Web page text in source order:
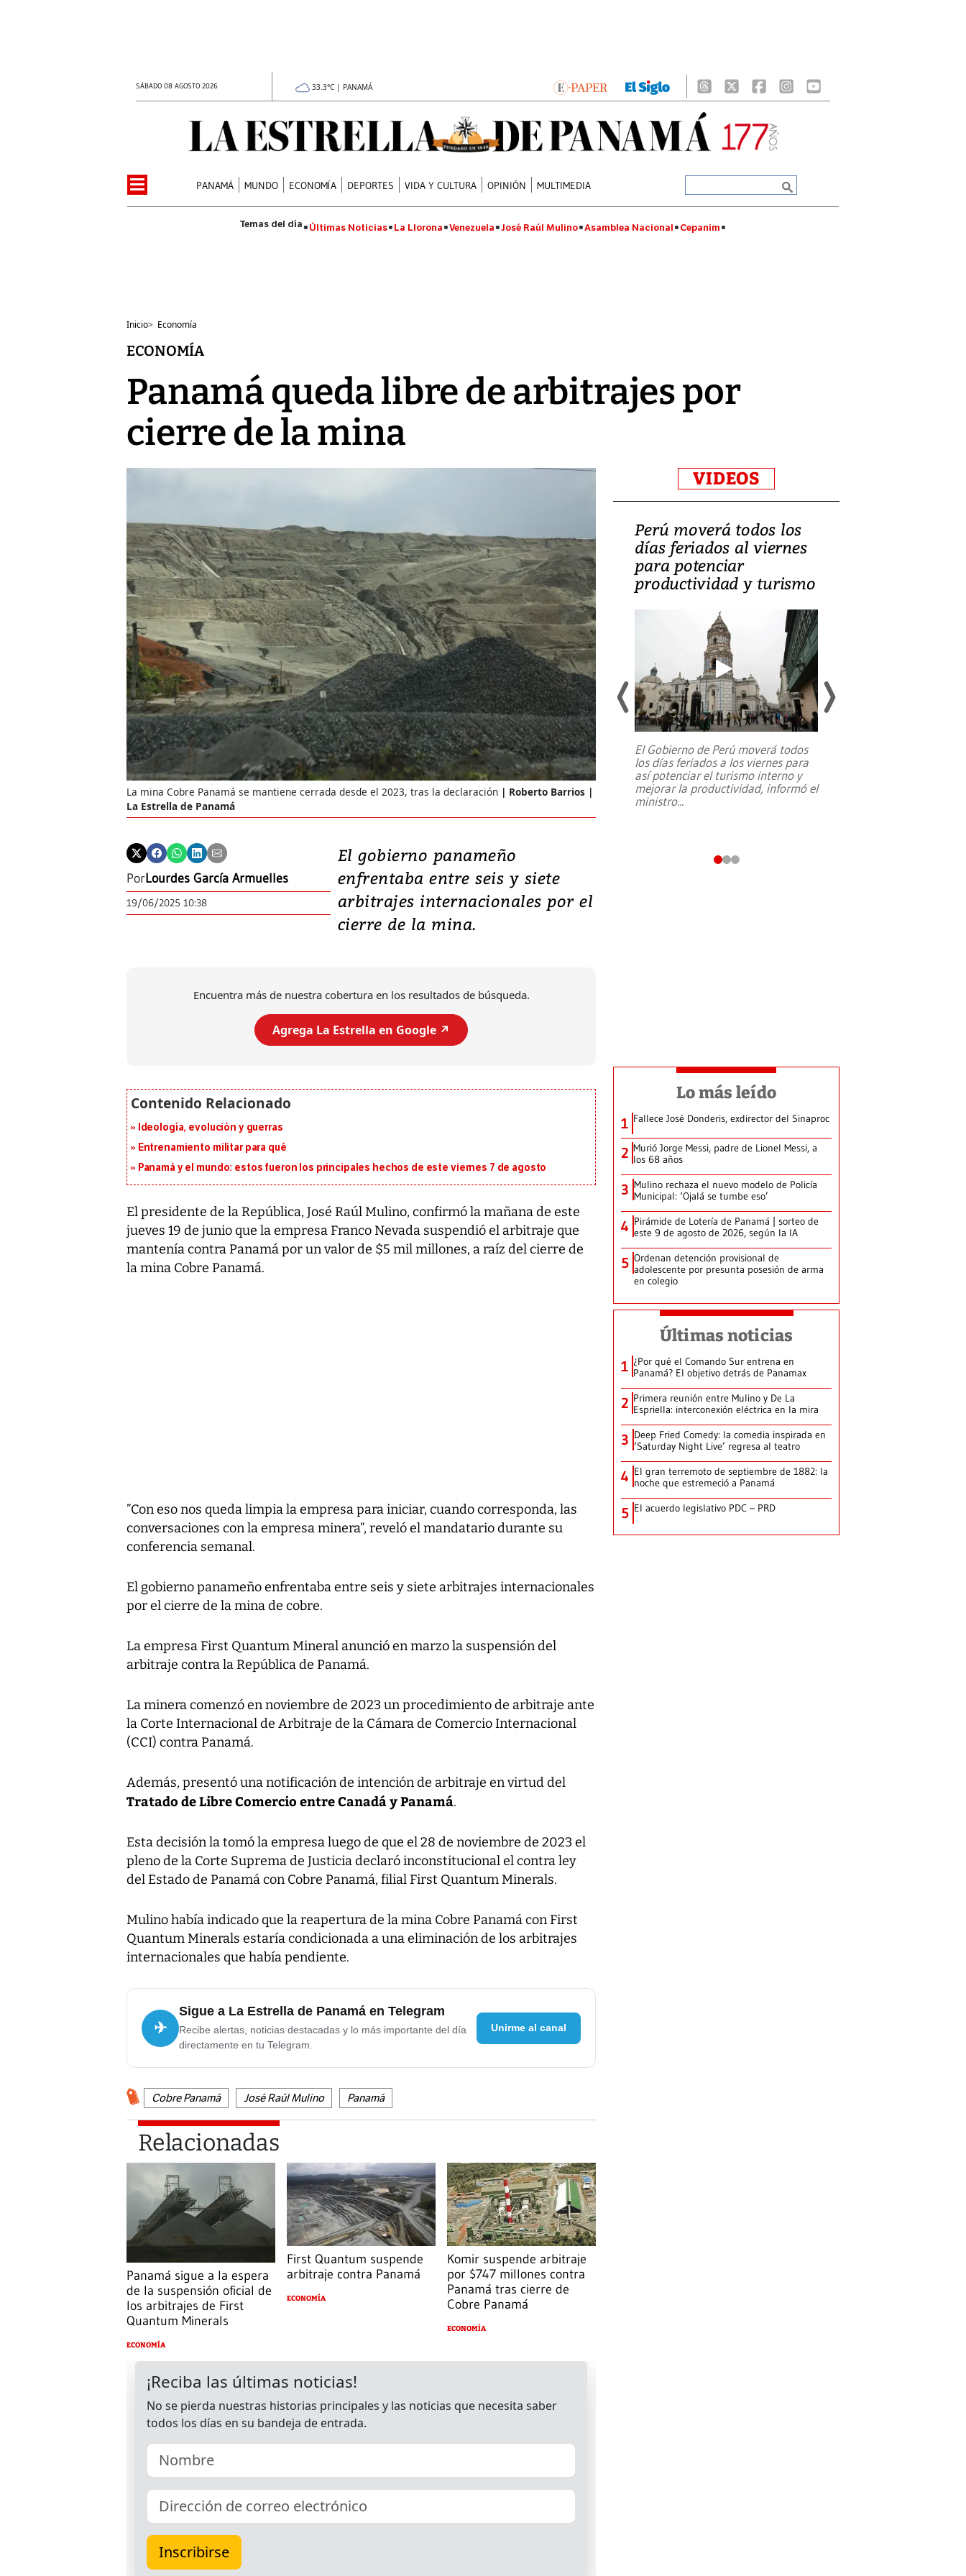
SÁBADO 08 AGOSTO 2026 33.3°C | PANAMÁ
PANAMÁ MUNDO ECONOMÍA DEPORTES VIDA Y CULTURA OPINIÓN MULTIMEDIA
Últimas Noticias La Llorona Venezuela José Raúl Mulino Asamblea Nacional Cepanim
Inicio> Economía
ECONOMÍA
Panamá queda libre de arbitrajes por
cierre de la mina
La mina Cobre Panamá se mantiene cerrada desde el 2023, tras la declaración
Roberto Barrios |
La Estrella de Panamá
PorLourdes García Armuelles
19/06/2025 10:38
El gobierno panameño
enfrentaba entre seis y siete
arbitrajes internacionales por el
cierre de la mina.
Encuentra más de nuestra cobertura en los resultados de búsqueda.
Agrega La Estrella en Google ↗️
Ideología, evolución y guerras
Entrenamiento militar para qué
Panamá y el mundo: estos fueron los principales hechos de este viernes 7 de agosto
El presidente de la República, José Raúl Mulino, confirmó la mañana de este
jueves 19 de junio que la empresa Franco Nevada suspendió el arbitraje que
mantenía contra Panamá por un valor de $5 mil millones, a raíz del cierre de
la mina Cobre Panamá.
”Con eso nos queda limpia la empresa para iniciar, cuando corresponda, las
conversaciones con la empresa minera”, reveló el mandatario durante su
conferencia semanal.
El gobierno panameño enfrentaba entre seis y siete arbitrajes internacionales
por el cierre de la mina de cobre.
La empresa First Quantum Mineral anunció en marzo la suspensión del
arbitraje contra la República de Panamá.
La minera comenzó en noviembre de 2023 un procedimiento de arbitraje ante
la Corte Internacional de Arbitraje de la Cámara de Comercio Internacional
(CCI) contra Panamá.
Además, presentó una notificación de intención de arbitraje en virtud del
Tratado de Libre Comercio entre Canadá y Panamá.
Esta decisión la tomó la empresa luego de que el 28 de noviembre de 2023 el
pleno de la Corte Suprema de Justicia declaró inconstitucional el contra ley
del Estado de Panamá con Cobre Panamá, filial First Quantum Minerals.
Mulino había indicado que la reapertura de la mina Cobre Panamá con First
Quantum Minerals estaría condicionada a una eliminación de los arbitrajes
internacionales que había pendiente.
✈
Sigue a La Estrella de Panamá en Telegram
Recibe alertas, noticias destacadas y lo más importante del día
directamente en tu Telegram.
Unirme al canal
Cobre Panamá José Raúl Mulino Panamá
Relacionadas
Panamá sigue a la espera
de la suspensión oficial de
los arbitrajes de First
Quantum Minerals
ECONOMÍA
First Quantum suspende
arbitraje contra Panamá
ECONOMÍA
Komir suspende arbitraje
por $747 millones contra
Panamá tras cierre de
Cobre Panamá
ECONOMÍA
VIDEOS
Video: Lula lanza su
candidatura con
promesas de inversión
en defensa, educación y
tierras raras
Entre recuerdos y escuetas
referencias hacia sus adversarios, el
presidente de Brasil, Luiz Inácio Lula
candidatura...
Perú moverá todos los
días feriados al viernes
para potenciar
productividad y turismo
El Gobierno de Perú moverá todos
los días feriados a los viernes para
así potenciar el turismo interno y
mejorar la productividad, informó el
ministro...
Lo más leído
1 Fallece José Donderis, exdirector del Sinaproc
2 Murió Jorge Messi, padre de Lionel Messi, a
los 68 años
3 Mulino rechaza el nuevo modelo de Policía
Municipal: ‘Ojalá se tumbe eso’
4 Pirámide de Lotería de Panamá | sorteo de
este 9 de agosto de 2026, según la IA
5 Ordenan detención provisional de
adolescente por presunta posesión de arma
en colegio
Últimas noticias
1 ¿Por qué el Comando Sur entrena en
Panamá? El objetivo detrás de Panamax
2 Primera reunión entre Mulino y De La
Espriella: interconexión eléctrica en la mira
3 Deep Fried Comedy: la comedia inspirada en
‘Saturday Night Live’ regresa al teatro
4 El gran terremoto de septiembre de 1882: la
noche que estremeció a Panamá
5 El acuerdo legislativo PDC – PRD